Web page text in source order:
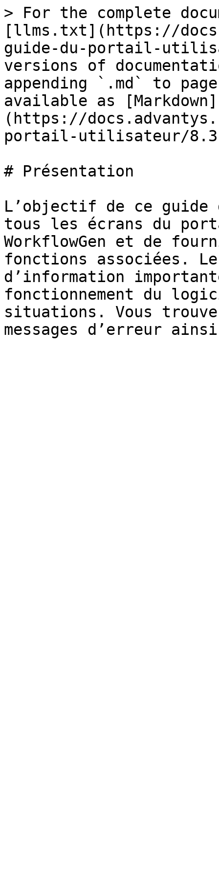
> For the complete
[llms.txt](https://
guide-du-portail-
versions of
appending `.md` to
available as [Markdown]
(https://
portail-utilisateur/8.3-
# Présentation
L’objectif de ce guide
tous les écrans du
WorkflowGen et de
fonctions associées.
d’information
fonctionnement du
situations. Vous